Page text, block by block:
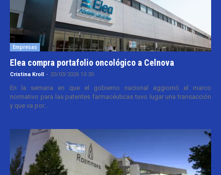
Empresas
Elea compra portafolio oncológico a Celnova
Cristina Kroll - 20/03/2026 10:30
En la semana en que el gobierno nacional aggiornó el marco
normativo para las patentes farmacéuticas tuvo lugar una transacción
y que va por...